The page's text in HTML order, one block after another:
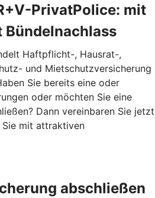
PrivatPolice: mit
Bündelnachlass
Haftpflicht-, Hausrat-,
und Mietschutzversicherung
Sie bereits eine oder
oder möchten Sie eine
Dann vereinbaren Sie jetzt
Sie mit attraktiven
abschließen